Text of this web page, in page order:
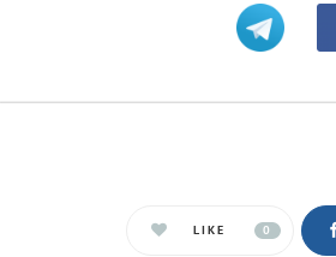
LIKE 0